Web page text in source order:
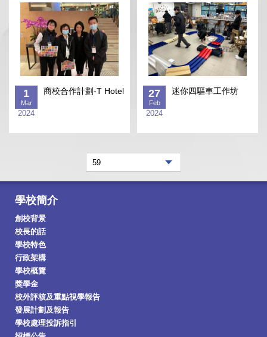
1
Mar
2024
商校合作計劃-T Hotel 27
Feb
2024
迷你四驅車工作坊
學校簡介
創校背景
校長的話
學校特色
行政架構
學校概覽
獎學金
校外評核及重點視學報告
發展計劃及報告
學校處理投訴指引